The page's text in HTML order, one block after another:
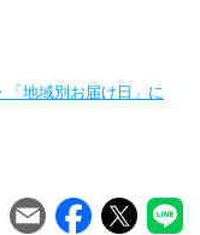
「地域別お届け日」に